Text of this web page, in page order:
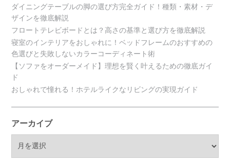
ダイニングテーブルの脚の選び方完全ガイド！種類・素材・デ
ザインを徹底解説
フロートテレビボードとは？高さの基準と選び方を徹底解説
寝室のインテリアをおしゃれに！ベッドフレームのおすすめの
色選びと失敗しないカラーコーディネート術
【ソファをオーダーメイド】理想を賢く叶えるための徹底ガイ
ド
おしゃれで憧れる！ホテルライクなリビングの実現ガイド
アーカイブ